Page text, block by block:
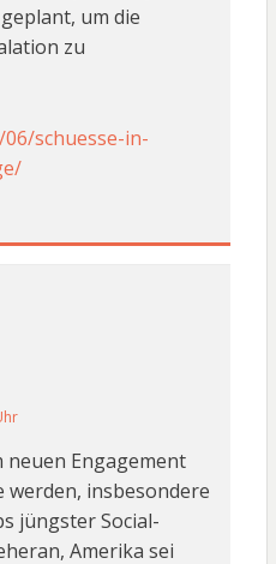
um die
zu
schuesse-in-
neuen Engagement
werden, insbesondere
jüngster Social-
Amerika sei